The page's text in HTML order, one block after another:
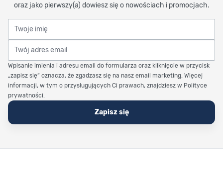
oraz jako pierwszy(a) dowiesz się o nowościach i promocjach.
Twoje imię
Twój adres email
Wpisanie imienia i adresu email do formularza oraz kliknięcie w przycisk
„zapisz się” oznacza, że zgadzasz się na nasz email marketing. Więcej
informacji, w tym o przysługujących Ci prawach, znajdziesz w Polityce
prywatności.
Zapisz się